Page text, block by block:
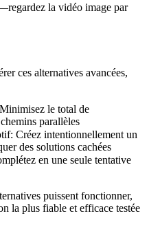
la vidéo image par
ces alternatives avancées,
le total de
parallèles
Créez intentionnellement un
des solutions cachées
en une seule tentative
puissent fonctionner,
la plus fiable et efficace testée